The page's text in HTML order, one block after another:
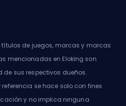
títulos de juegos, marcas y marcas
mencionadas en Eloking son
de sus respectivos dueños.
se hace solo con fines
y no implica ninguna